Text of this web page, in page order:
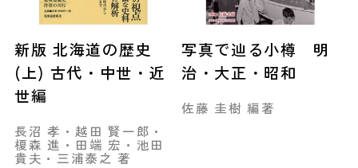
新版 北海道の歴史
(上) 古代・中世・近
世編
長沼 孝・越田 賢一郎・
榎森 進・田端 宏・池田
貴夫・三浦泰之 著
写真で辿る小樽 明
治・大正・昭和
佐藤 圭樹 編著